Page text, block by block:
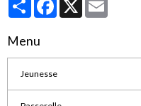
Menu
Jeunesse